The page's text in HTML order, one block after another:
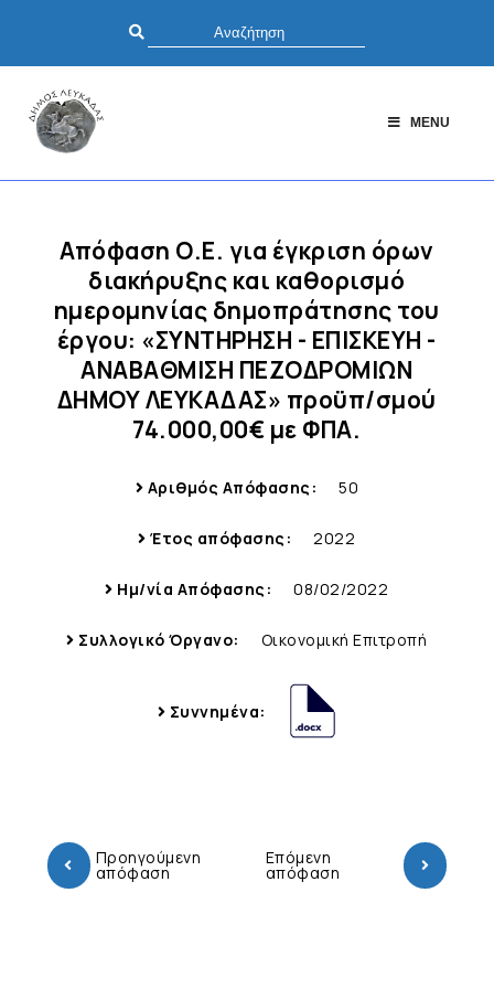
MENU
Απόφαση Ο.Ε. για έγκριση όρων
διακήρυξης και καθορισμό
ημερομηνίας δημοπράτησης του
έργου: «ΣΥΝΤΗΡΗΣΗ - ΕΠΙΣΚΕΥΗ -
ΑΝΑΒΑΘΜΙΣΗ ΠΕΖΟΔΡΟΜΙΩΝ
ΔΗΜΟΥ ΛΕΥΚΑΔΑΣ» προϋπ/σμού
74.000,00€ με ΦΠΑ.
Αριθμός Απόφασης: 50
Έτος απόφασης: 2022
Ημ/νία Απόφασης: 08/02/2022
Συλλογικό Όργανο: Οικονομική Επιτροπή
Συννημένα:
Προηγούμενη
απόφαση
Επόμενη
απόφαση